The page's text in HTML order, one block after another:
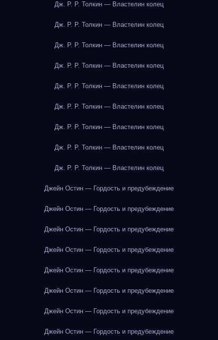
Дж. Р. Р. Толкин — Властелин колец
Дж. Р. Р. Толкин — Властелин колец
Дж. Р. Р. Толкин — Властелин колец
Дж. Р. Р. Толкин — Властелин колец
Дж. Р. Р. Толкин — Властелин колец
Дж. Р. Р. Толкин — Властелин колец
Дж. Р. Р. Толкин — Властелин колец
Дж. Р. Р. Толкин — Властелин колец
Дж. Р. Р. Толкин — Властелин колец
Джейн Остин — Гордость и предубеждение
Джейн Остин — Гордость и предубеждение
Джейн Остин — Гордость и предубеждение
Джейн Остин — Гордость и предубеждение
Джейн Остин — Гордость и предубеждение
Джейн Остин — Гордость и предубеждение
Джейн Остин — Гордость и предубеждение
Джейн Остин — Гордость и предубеждение